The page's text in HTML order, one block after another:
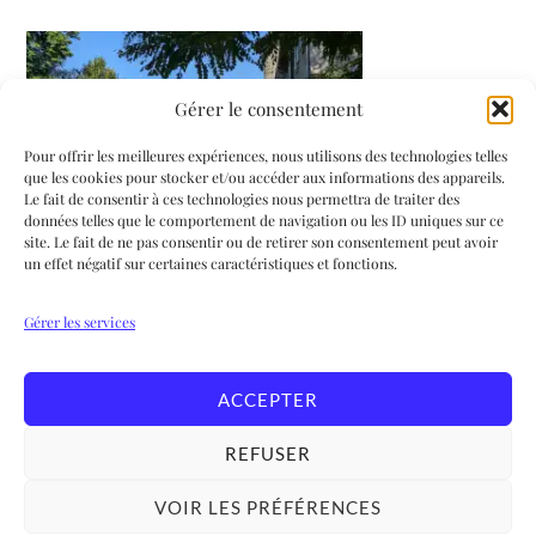
Gérer le consentement
Pour offrir les meilleures expériences, nous utilisons des technologies telles
que les cookies pour stocker et/ou accéder aux informations des appareils.
Le fait de consentir à ces technologies nous permettra de traiter des
données telles que le comportement de navigation ou les ID uniques sur ce
site. Le fait de ne pas consentir ou de retirer son consentement peut avoir
un effet négatif sur certaines caractéristiques et fonctions.
Gérer les services
ACCEPTER
REFUSER
VOIR LES PRÉFÉRENCES